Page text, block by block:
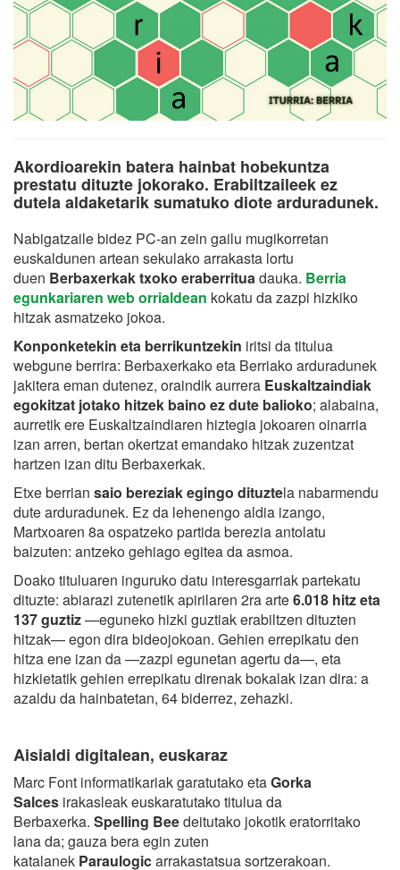
Akordioarekin batera hainbat hobekuntza
prestatu dituzte jokorako. Erabiltzaileek ez
dutela aldaketarik sumatuko diote arduradunek.
Nabigatzaile bidez PC-an zein gailu mugikorretan
euskaldunen artean sekulako arrakasta lortu
duen Berbaxerkak txoko eraberrituadauka. Berria
egunkariaren web orrialdean kokatu da zazpi hizkiko
hitzak asmatzeko jokoa.
Konponketekin eta berrikuntzekin iritsi da titulua
webgune berrira: Berbaxerkako eta Berriako arduradunek
jakitera eman dutenez, oraindik aurrera Euskaltzaindiak
egokitzat jotako hitzek baino ez dute balioko; alabaina,
aurretik ere Euskaltzaindiaren hiztegia jokoaren oinarria
izan arren, bertan okertzat emandako hitzak zuzentzat
hartzen izan ditu Berbaxerkak.
Etxe berrian saio bereziak egingo dituztela nabarmendu
dute arduradunek. Ez da lehenengo aldia izango,
Martxoaren 8a ospatzeko partida berezia antolatu
baizuten: antzeko gehiago egitea da asmoa.
Doako tituluaren inguruko datu interesgarriak partekatu
dituzte: abiarazi zutenetik apirilaren 2ra arte6.018 hitz eta
137 guztiz—eguneko hizki guztiak erabiltzen dituzten
hitzak— egon dira bideojokoan. Gehien errepikatu den
hitza ene izan da —zazpi egunetan agertu da—, eta
hizkietatik gehien errepikatu direnak bokalak izan dira: a
azaldu da hainbatetan, 64 biderrez, zehazki.
Aisialdi digitalean, euskaraz
Marc Font informatikariak garatutako etaGorka
Salces irakasleak euskaratutako titulua da
Berbaxerka. Spelling Beedeitutako jokotik eratorritako
lana da; gauza bera egin zuten
katalanek Paraulogicarrakastatsua sortzerakoan.